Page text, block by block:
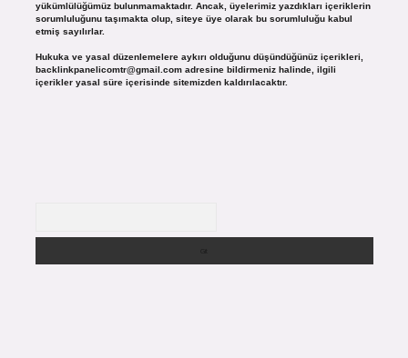
yükümlülüğümüz bulunmamaktadır. Ancak, üyelerimiz yazdıkları içeriklerin
sorumluluğunu taşımakta olup, siteye üye olarak bu sorumluluğu kabul
etmiş sayılırlar.
Hukuka ve yasal düzenlemelere aykırı olduğunu düşündüğünüz içerikleri,
backlinkpanelicomtr@gmail.comadresine bildirmeniz halinde, ilgili
içerikler yasal süre içerisinde sitemizden kaldırılacaktır.